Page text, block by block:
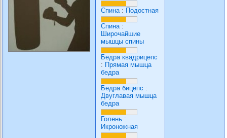
Спина: Подостная
Спина:
Широчайшие
мышцы спины
Бедра квадрицепс
: Прямая мышца
бедра
Бедра бицепс :
Двуглавая мышца
бедра
Голень :
Икроножная